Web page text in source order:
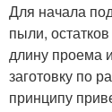
Для начала
пыли,
длину проема
заготовку по
принципу